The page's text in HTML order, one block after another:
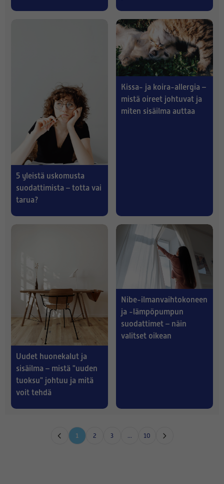
5 yleistä uskomusta
suodattimista – totta vai
tarua?
Kissa- ja koira-allergia –
mistä oireet johtuvat ja
miten sisäilma auttaa
Uudet huonekalut ja
sisäilma – mistä "uuden
tuoksu" johtuu ja mitä
voit tehdä
Nibe-ilmanvaihtokoneen
ja -lämpöpumpun
suodattimet – näin
valitset oikean
1 2 3 ... 10